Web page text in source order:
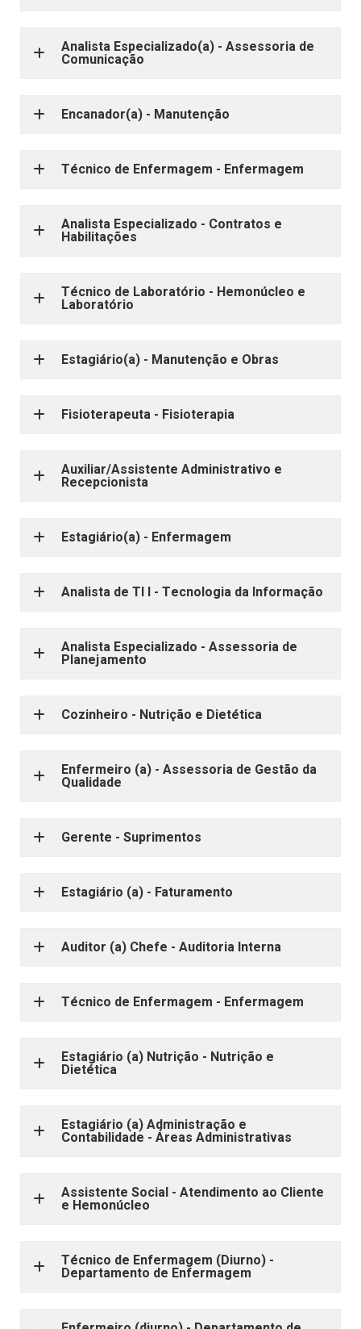
Analista Especializado(a) - Assessoria de
Comunicação
Encanador(a) - Manutenção
Técnico de Enfermagem - Enfermagem
Analista Especializado - Contratos e
Habilitações
Técnico de Laboratório - Hemonúcleo e
Laboratório
Estagiário(a) - Manutenção e Obras
Fisioterapeuta - Fisioterapia
Auxiliar/Assistente Administrativo e
Recepcionista
Estagiário(a) - Enfermagem
Analista de TI I - Tecnologia da Informação
Analista Especializado - Assessoria de
Planejamento
Cozinheiro - Nutrição e Dietética
Enfermeiro (a) - Assessoria de Gestão da
Qualidade
Gerente - Suprimentos
Estagiário (a) - Faturamento
Auditor (a) Chefe - Auditoria Interna
Técnico de Enfermagem - Enfermagem
Estagiário (a) Nutrição - Nutrição e
Dietética
Estagiário (a) Administração e
Contabilidade - Áreas Administrativas
Assistente Social - Atendimento ao Cliente
e Hemonúcleo
Técnico de Enfermagem (Diurno) -
Departamento de Enfermagem